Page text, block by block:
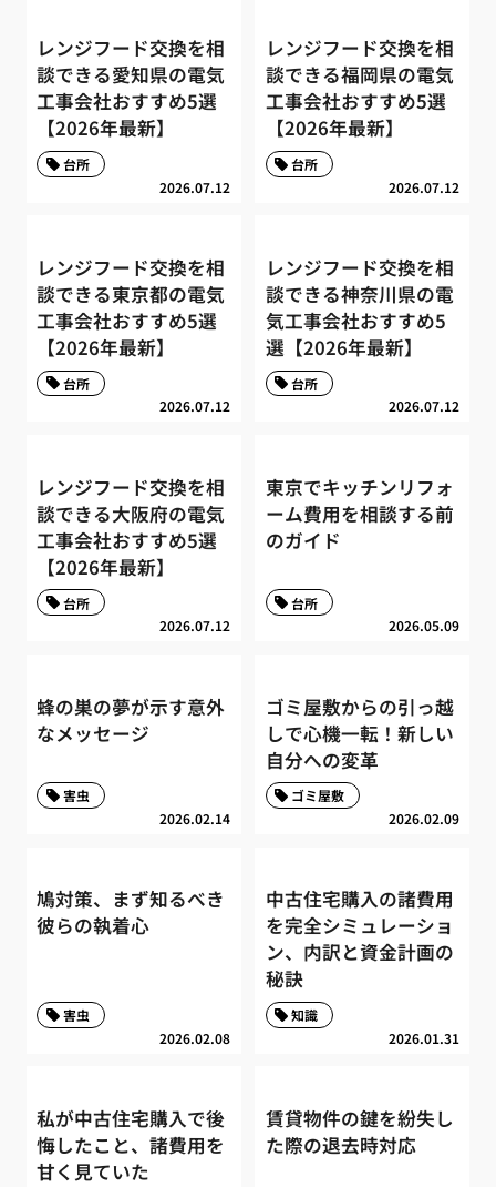
レンジフード交換を相
談できる愛知県の電気
工事会社おすすめ5選
【2026年最新】
2026.07.12
台所
レンジフード交換を相
談できる福岡県の電気
工事会社おすすめ5選
【2026年最新】
2026.07.12
台所
レンジフード交換を相
談できる東京都の電気
工事会社おすすめ5選
【2026年最新】
2026.07.12
台所
レンジフード交換を相
談できる神奈川県の電
気工事会社おすすめ5
選【2026年最新】
2026.07.12
台所
レンジフード交換を相
談できる大阪府の電気
工事会社おすすめ5選
【2026年最新】
2026.07.12
台所
東京でキッチンリフォ
ーム費用を相談する前
のガイド
2026.05.09
台所
蜂の巣の夢が示す意外
なメッセージ
2026.02.14
害虫
ゴミ屋敷からの引っ越
しで心機一転！新しい
自分への変革
2026.02.09
ゴミ屋敷
鳩対策、まず知るべき
彼らの執着心
2026.02.08
害虫
中古住宅購入の諸費用
を完全シミュレーショ
ン、内訳と資金計画の
秘訣
2026.01.31
知識
私が中古住宅購入で後
悔したこと、諸費用を
甘く見ていた
賃貸物件の鍵を紛失し
た際の退去時対応